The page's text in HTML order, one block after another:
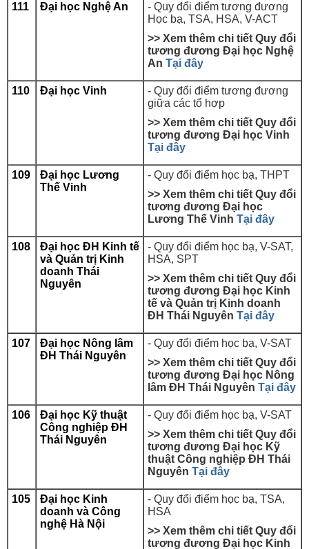
111 Đại học Nghệ An
- Quy đổi điểm tương đương
Học bạ, TSA, HSA, V-ACT
>> Xem thêm chi tiết Quy đổi
tương đương Đại học Nghệ
An Tại đây
110 Đại học Vinh
- Quy đổi điểm tương đương
giữa các tổ hợp
>> Xem thêm chi tiết Quy đổi
tương đương Đại học Vinh
Tại đây
109
Đại học Lương
Thế Vinh
- Quy đổi điểm học bạ, THPT
>> Xem thêm chi tiết Quy đổi
tương đương Đại học
Lương Thế Vinh Tại đây
108
Đại học ĐH Kinh tế
và Quản trị Kinh
doanh Thái
Nguyên
- Quy đổi điểm học bạ, V-SAT,
HSA, SPT
>> Xem thêm chi tiết Quy đổi
tương đương Đại học Kinh
tế và Quản trị Kinh doanh
ĐH Thái Nguyên Tại đây
107
Đại học Nông lâm
ĐH Thái Nguyên
- Quy đổi điểm học bạ, V-SAT
>> Xem thêm chi tiết Quy đổi
tương đương Đại học Nông
lâm ĐH Thái Nguyên Tại đây
106
Đại học Kỹ thuật
Công nghiệp ĐH
Thái Nguyên
- Quy đổi điểm học bạ, V-SAT
>> Xem thêm chi tiết Quy đổi
tương đương Đại học Kỹ
thuật Công nghiệp ĐH Thái
Nguyên Tại đây
105
Đại học Kinh
doanh và Công
nghệ Hà Nội
- Quy đổi điểm học bạ, TSA,
HSA
>> Xem thêm chi tiết Quy đổi
tương đương Đại học Kinh